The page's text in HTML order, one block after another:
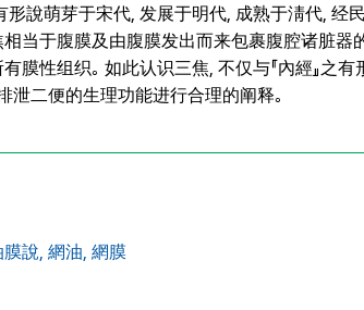
形說萌芽于宋代, 发展于明代, 成熟于淸代, 经
当于腹膜及由腹膜发出而来包裹腹腔诸脏
膜性组织｡ 如此认识三焦, 不仅与『內經』之
泄二便的生理功能进行合理的阐释｡
說, 網油, 網膜